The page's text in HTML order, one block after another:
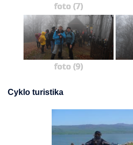
foto (7)
foto (9)
Cyklo turistika